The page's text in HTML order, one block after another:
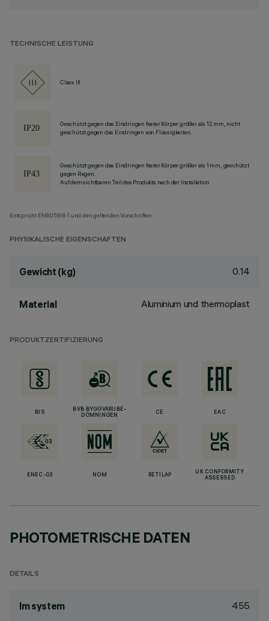
TECHNISCHE LEISTUNG
Class III
Geschützt gegen das Eindringen fester Körper größer als 12 mm, nicht
geschützt gegen das Eindringen von Flüssigkeiten.
Geschützt gegen das Eindringen fester Körper größer als 1 mm, geschützt
gegen Regen.
Auf dem sichtbaren Teil des Produkts nach der Installation
Entspricht EN60598-1 und den geltenden Vorschriften.
PHYSIKALISCHE EIGENSCHAFTEN
Gewicht (kg) 0.14
Material Aluminium und thermoplast
PRODUKTZERTIFIZIERUNG
BIS
BVB BYGGVARUBE-
DÖMNINGEN
CE EAC
ENEC-03 NOM RETILAP
UK CONFORMITY
ASSESSED
PHOTOMETRISCHE DATEN
DETAILS
lm system 455